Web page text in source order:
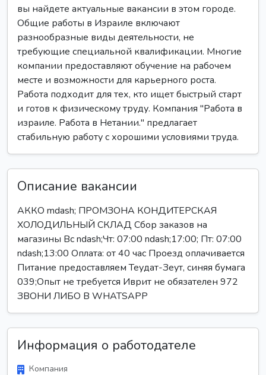
вы найдете актуальные вакансии в этом городе.
Общие работы в Израиле включают
разнообразные виды деятельности, не
требующие специальной квалификации. Многие
компании предоставляют обучение на рабочем
месте и возможности для карьерного роста.
Работа подходит для тех, кто ищет быстрый старт
и готов к физическому труду. Компания "Работа в
израиле. Работа в Нетании." предлагает
стабильную работу с хорошими условиями труда.
Описание вакансии
АККО mdash; ПРОМЗОНА КОНДИТЕРСКАЯ
ХОЛОДИЛЬНЫЙ СКЛАД Сбор заказов на
магазины Вс ndash;Чт: 07:00 ndash;17:00; Пт: 07:00
ndash;13:00 Оплата: от 40 час Проезд оплачивается
Питание предоставляем Теудат-Зеут, синяя бумага
039;Опыт не требуется Иврит не обязателен 972
ЗВОНИ ЛИБО В WHATSAPP
Информация о работодателе
Компания